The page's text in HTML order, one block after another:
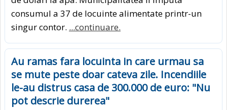
consumul a 37 de locuinte alimentate printr-un
singur contor. ...continuare.
Au ramas fara locuinta in care urmau sa
se mute peste doar cateva zile. Incendiile
le-au distrus casa de 300.000 de euro: "Nu
pot descrie durerea"